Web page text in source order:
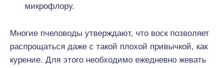
микрофлору.
Многие пчеловоды утверждают, что воск позволяет
распрощаться даже с такой плохой привычкой, как
курение. Для этого необходимо ежедневно жевать